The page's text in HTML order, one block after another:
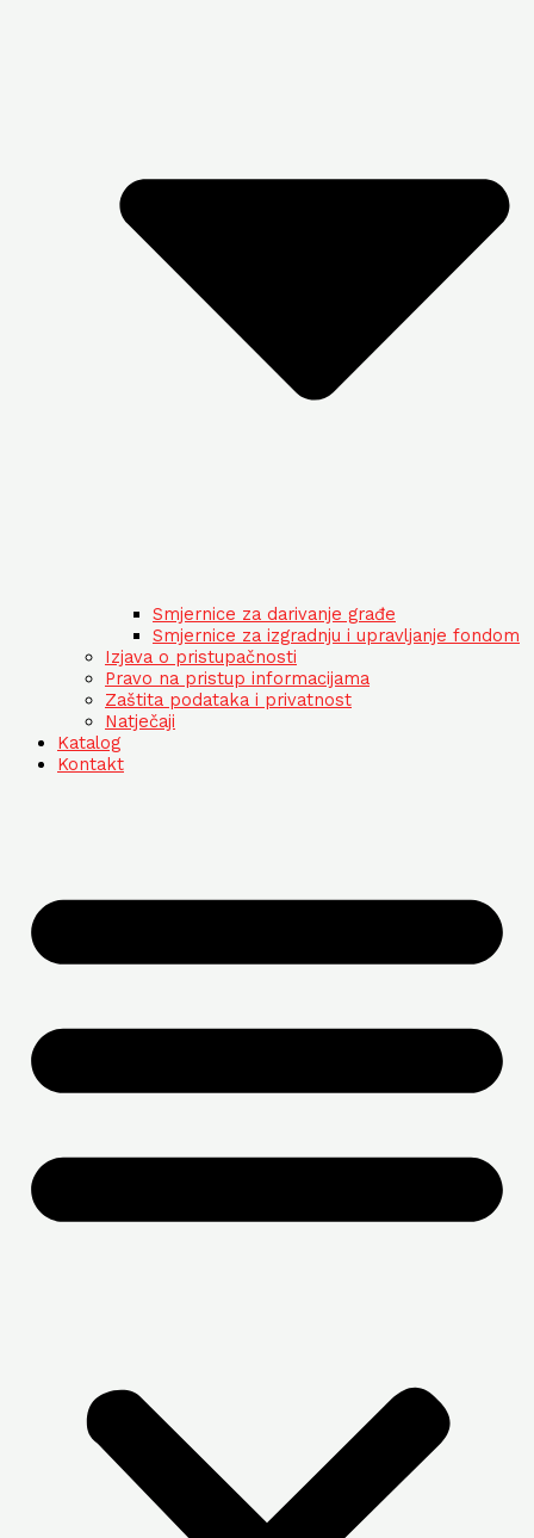
Smjernice za darivanje građe
Smjernice za izgradnju i upravljanje fondom
Izjava o pristupačnosti
Pravo na pristup informacijama
Zaštita podataka i privatnost
Natječaji
Katalog
Kontakt